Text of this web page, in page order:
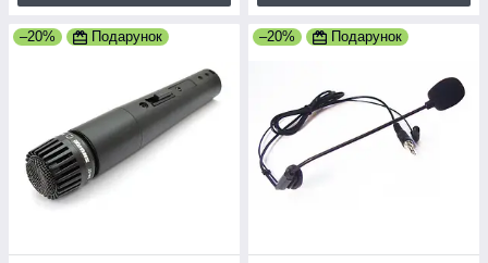
–20% Подарунок –20% Подарунок